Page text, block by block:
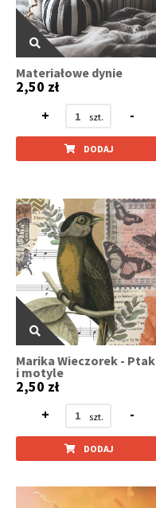
Materiałowe dynie
2,50 zł
+
-
DODAJ
Marika Wieczorek - Ptak
i motyle
2,50 zł
+
-
DODAJ